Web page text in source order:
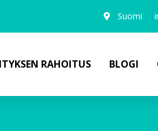
Suomi
RAHOITUS BLOGI